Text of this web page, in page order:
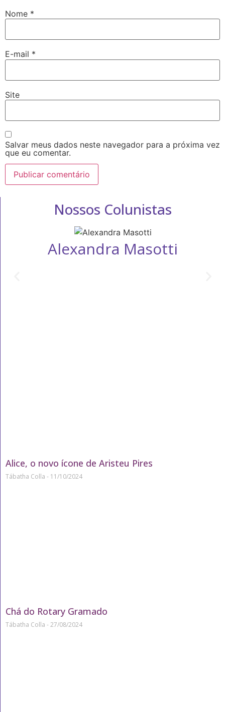
Nome *
E-mail *
Site
Salvar meus dados neste navegador para a próxima vez
que eu comentar.
Nossos Colunistas
Alexandra Masotti
Alice, o novo ícone de Aristeu Pires
Tábatha Colla 11/10/2024
Chá do Rotary Gramado
Tábatha Colla 27/08/2024